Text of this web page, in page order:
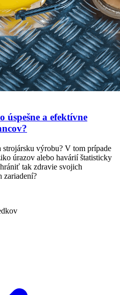
úspešne a efektívne
strojársku výrobu? V tom prípade
úrazov alebo havárií štatisticky
tak zdravie svojich
zariadení?